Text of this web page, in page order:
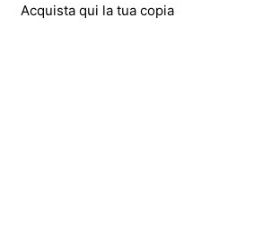
Acquista qui la tua copia